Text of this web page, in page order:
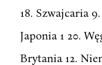
18. Szwajcaria
Japonia 1 20.
Brytania 12.